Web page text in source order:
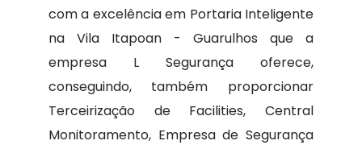
com a excelência em Portaria Inteligente
na Vila Itapoan - Guarulhos que a
empresa L Segurança oferece,
conseguindo, também proporcionar
Terceirização de Facilities, Central
Monitoramento, Empresa de Segurança